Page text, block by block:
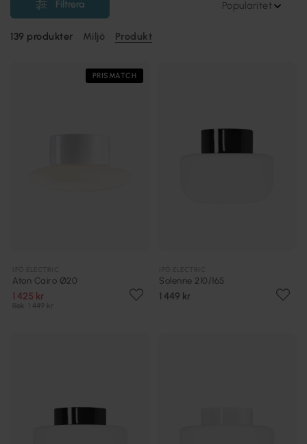
Filtrera Popularitet
139 produkter Miljö Produkt
PRISMATCH
Aton Cairo Ø20
1 425 kr
Rek. 1 449 kr
Solenne 210/165
1 449 kr